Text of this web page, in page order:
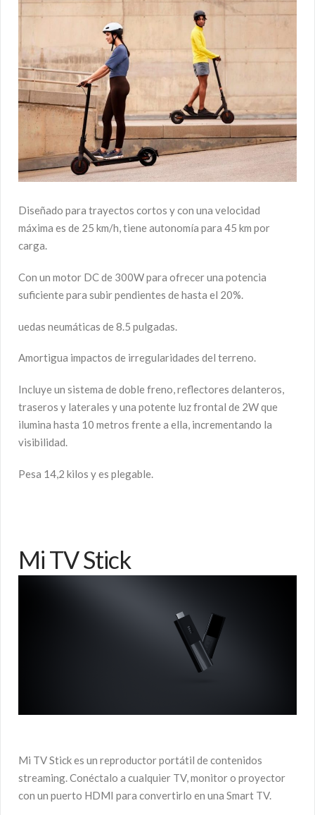
Diseñado para trayectos cortos y con una velocidad
máxima es de 25 km/h, tiene autonomía para 45 km por
carga.
Con un motor DC de 300W para ofrecer una potencia
suficiente para subir pendientes de hasta el 20%.
uedas neumáticas de 8.5 pulgadas.
Amortigua impactos de irregularidades del terreno.
Incluye un sistema de doble freno, reflectores delanteros,
traseros y laterales y una potente luz frontal de 2W que
ilumina hasta 10 metros frente a ella, incrementando la
visibilidad.
Pesa 14,2 kilos y es plegable.
Mi TV Stick
Mi TV Stick es un reproductor portátil de contenidos
streaming. Conéctalo a cualquier TV, monitor o proyector
con un puerto HDMI para convertirlo en una Smart TV.